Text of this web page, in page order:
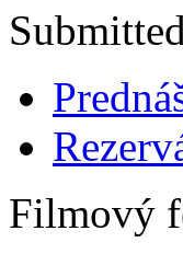
Filmový